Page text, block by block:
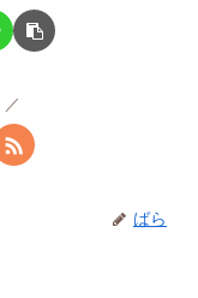
ばら